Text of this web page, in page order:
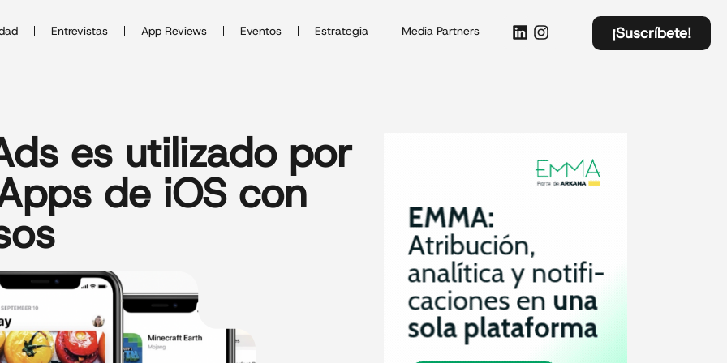
Entrevistas App Reviews Eventos Estrategia Media Partners ¡Suscríbete!
es utilizado por
de iOS con